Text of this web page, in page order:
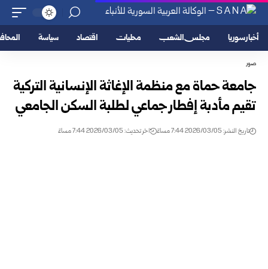
أخبار سوريا مجلس الشعب محليات اقتصاد سياسة
صور
جامعة حماة مع منظمة الإغاثة الإنسانية التركية
تقيم مأدبة إفطار جماعي لطلبة السكن الجامعي
تاريخ النشر: 2026/03/05 7:44 مساءً اخر تحديث: 2026/03/05 7:44 مساءً